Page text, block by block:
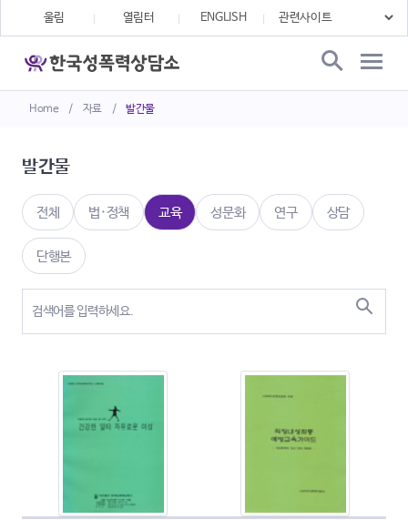
Home / 자료 / 발간물
울림 열림터 ENGLISH
발간물
전체 법·정책 교육 성문화 연구 상담
단행본